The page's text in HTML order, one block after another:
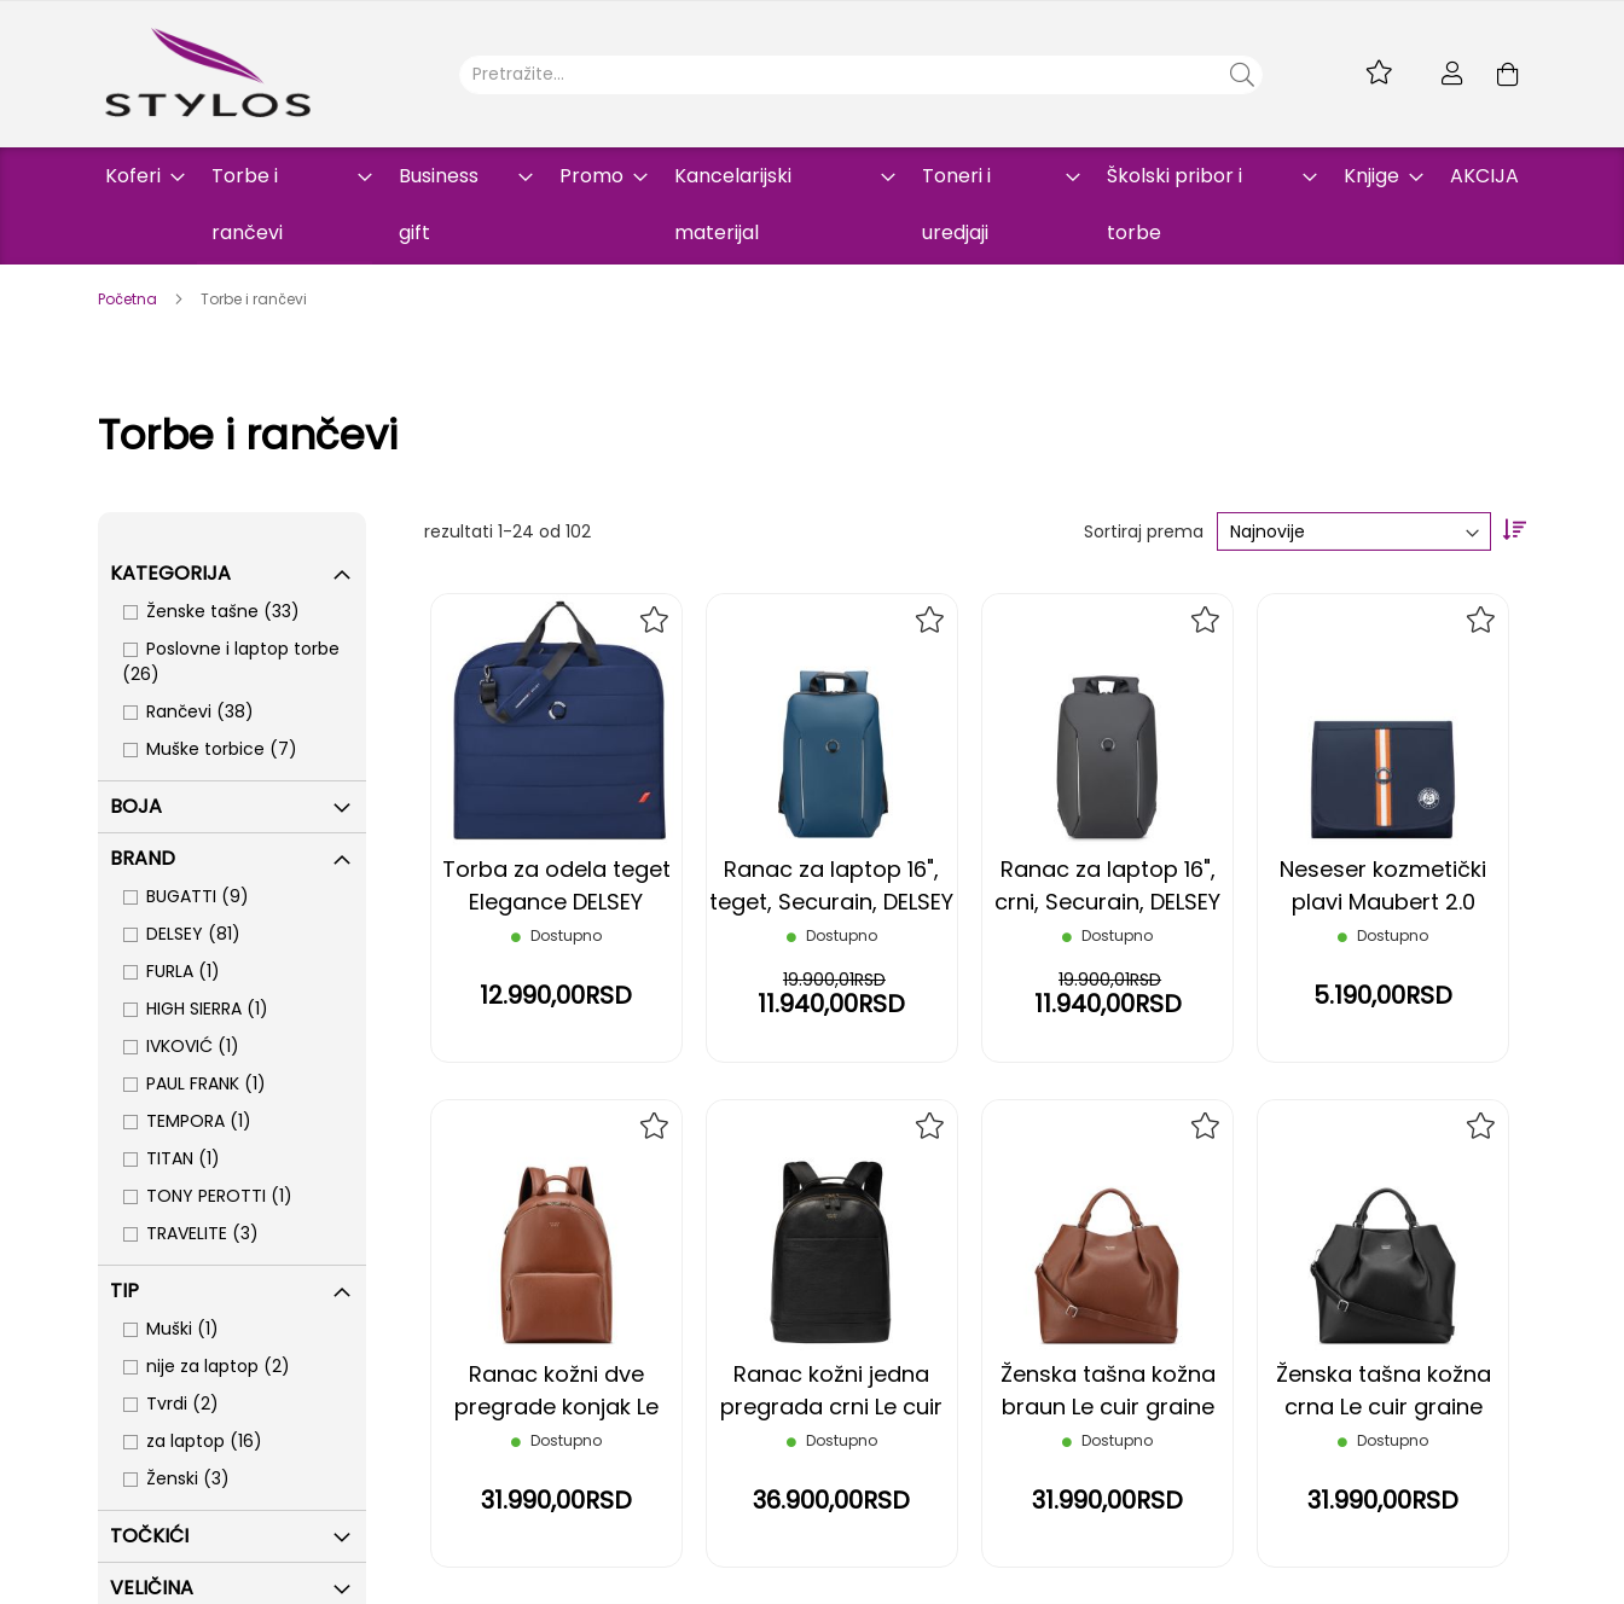
Skip
Koferi Torbe i
rančevi
Business
gift
Promo Kancelarijski
materijal
Toneri i
uredjaji
Školski pribor i
torbe
Knjige AKCIJA
Početna Torbe i rančevi
Torbe i rančevi
rezultati 1-24 od 102 Sortiraj prema
Set
Torba za odela teget
Elegance DELSEY
Dostupno
12.990,00RSD
NA
Ranac za laptop 16",
teget, Securain, DELSEY
Dostupno
11.940,00RSD
19.900,01RSD
Ranac za laptop 16",
crni, Securain, DELSEY
Dostupno
11.940,00RSD
19.900,01RSD
Neseser kozmetički
plavi Maubert 2.0
Roland Garros DELSEY
Dostupno
5.190,00RSD
Ranac kožni dve
pregrade konjak Le
cuir graine DELSEY
Dostupno
31.990,00RSD
Ranac kožni jedna
pregrada crni Le cuir
graine
Dostupno
36.900,00RSD
Ženska tašna kožna
braun Le cuir graine
DELSEY
Dostupno
31.990,00RSD
Ženska tašna kožna
crna Le cuir graine
DELSEY
Dostupno
31.990,00RSD
KATEGORIJA
Ženske tašne 33
items
Poslovne i laptop torbe
26
items
Rančevi 38
items
Muške torbice
7
items
BOJA
BRAND
BUGATTI 9
items
DELSEY 81
items
FURLA 1
item
HIGH SIERRA 1
item
IVKOVIĆ 1
item
PAUL FRANK 1
item
TEMPORA 1
item
TITAN 1
item
TONY PEROTTI 1
item
TRAVELITE 3
items
TIP
Muški 1
item
nije za laptop 2
items
Tvrdi 2
items
za laptop 16
items
Ženski 3
items
TOČKIĆI
VELIČINA